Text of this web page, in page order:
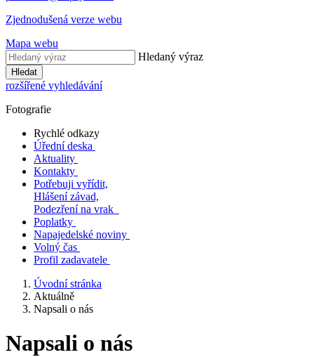
Zjednodušená verze webu
Mapa webu
Hledaný výraz
Hledat
rozšířené vyhledávání
Fotografie
Rychlé odkazy
Úřední deska
Aktuality
Kontakty
Potřebuji vyřídit,
Hlášení závad,
Podezření na vrak
Poplatky
Napajedelské noviny
Volný čas
Profil zadavatele
Úvodní stránka
Aktuálně
Napsali o nás
Napsali o nás